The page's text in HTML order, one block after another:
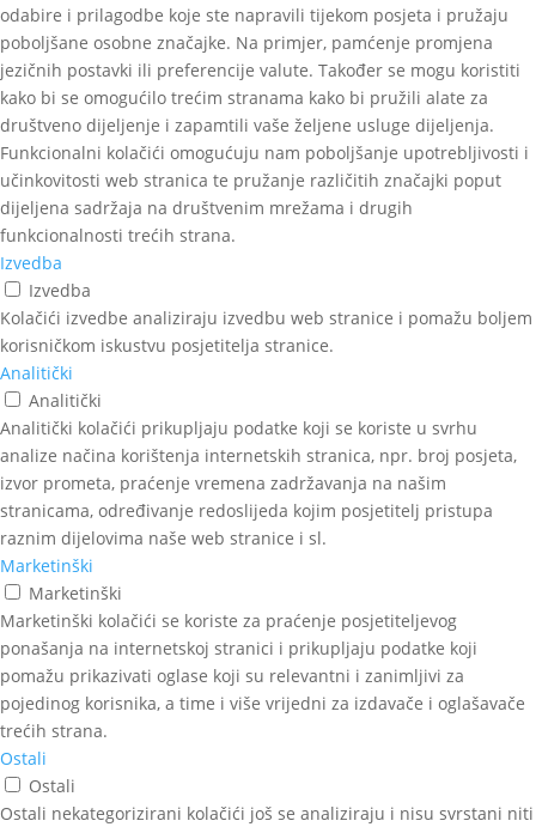
odabire i prilagodbe koje ste napravili tijekom posjeta i pružaju
poboljšane osobne značajke. Na primjer, pamćenje promjena
jezičnih postavki ili preferencije valute. Također se mogu koristiti
kako bi se omogućilo trećim stranama kako bi pružili alate za
društveno dijeljenje i zapamtili vaše željene usluge dijeljenja.
Funkcionalni kolačići omogućuju nam poboljšanje upotrebljivosti i
učinkovitosti web stranica te pružanje različitih značajki poput
dijeljena sadržaja na društvenim mrežama i drugih
funkcionalnosti trećih strana.
Izvedba
Izvedba
Kolačići izvedbe analiziraju izvedbu web stranice i pomažu boljem
korisničkom iskustvu posjetitelja stranice.
Analitički
Analitički
Analitički kolačići prikupljaju podatke koji se koriste u svrhu
analize načina korištenja internetskih stranica, npr. broj posjeta,
izvor prometa, praćenje vremena zadržavanja na našim
stranicama, određivanje redoslijeda kojim posjetitelj pristupa
raznim dijelovima naše web stranice i sl.
Marketinški
Marketinški
Marketinški kolačići se koriste za praćenje posjetiteljevog
ponašanja na internetskoj stranici i prikupljaju podatke koji
pomažu prikazivati oglase koji su relevantni i zanimljivi za
pojedinog korisnika, a time i više vrijedni za izdavače i oglašavače
trećih strana.
Ostali
Ostali
Ostali nekategorizirani kolačići još se analiziraju i nisu svrstani niti